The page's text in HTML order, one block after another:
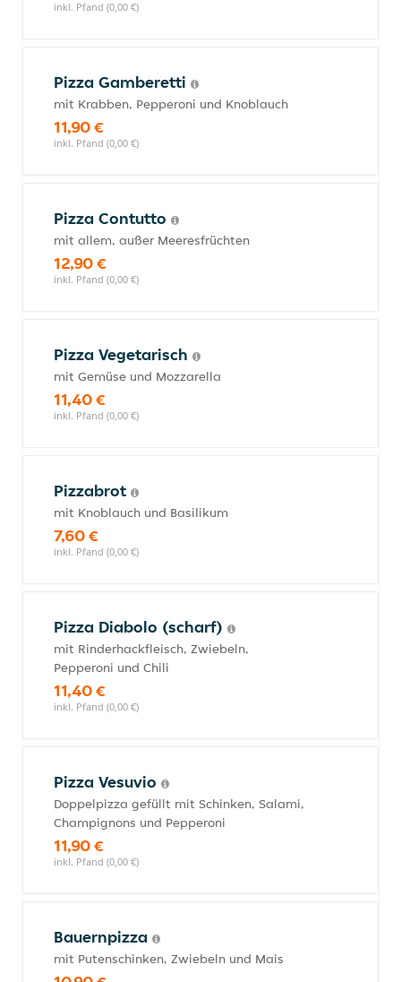
inkl. Pfand (0,00 €)
Pizza Gamberetti
mit Krabben, Pepperoni und Knoblauch
11,90 €
inkl. Pfand (0,00 €)
Pizza Contutto
mit allem, außer Meeresfrüchten
12,90 €
inkl. Pfand (0,00 €)
Pizza Vegetarisch
mit Gemüse und Mozzarella
11,40 €
inkl. Pfand (0,00 €)
Pizzabrot
mit Knoblauch und Basilikum
7,60 €
inkl. Pfand (0,00 €)
Pizza Diabolo (scharf)
mit Rinderhackfleisch, Zwiebeln,
Pepperoni und Chili
11,40 €
inkl. Pfand (0,00 €)
Pizza Vesuvio
Doppelpizza gefüllt mit Schinken, Salami,
Champignons und Pepperoni
11,90 €
inkl. Pfand (0,00 €)
Bauernpizza
mit Putenschinken, Zwiebeln und Mais